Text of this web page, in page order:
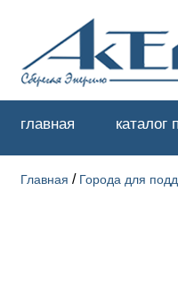
главная каталог
Главная / Города для